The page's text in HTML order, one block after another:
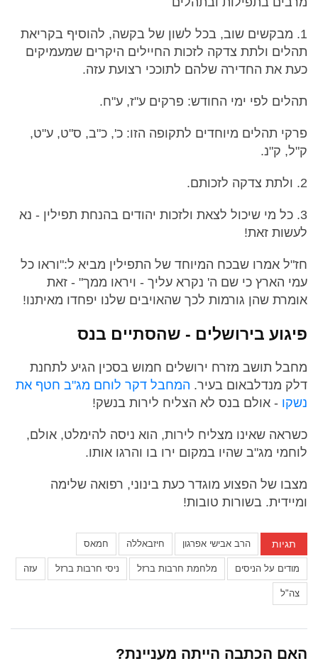
1. מבקשים שוב, בכל לשון של בקשה, להוסיף בקריאת
תהלים ולתת צדקה לזכות החיילים היקרים שמעמיקים
כעת את החדירה שלהם לתוככי רצועת עזה.
תהלים לפי ימי החודש: פרקים ע"ז, ע"ח.
פרקי תהלים מיוחדים לתקופה הזו: כ', כ"ב, ס"ט, ע"ט,
ק"ל, ק"נ.
2. ולתת צדקה לזכותם.
3. כל מי שיכול לצאת ולזכות יהודים בהנחת תפילין - נא
לעשות זאת!
חז"ל אמרו שבכח המיוחד של התפילין מביא ל:"וראו כל
עמי הארץ כי שם ה' נקרא עליך - ויראו ממך" - זאת
אומרת שהן גורמות לכך שהאויבים שלנו יפחדו מאיתנו!
פיגוע בירושלים - שהסתיים בנס
מחבל תושב מזרח ירושלים חמוש בסכין הגיע לתחנת
דלק מנדלבאום בעיר. המחבל דקר לוחם מג"ב חטף את
נשקו - אולם בנס לא הצליח לירות בנשק!
כשראה שאינו מצליח לירות, הוא ניסה להימלט, אולם,
לוחמי מג"ב שהיו במקום ירו בו והרגו אותו.
מצבו של הפצוע מוגדר כעת בינוני, רפואה שלימה
ומיידית. בשורות טובות!
תגיות הרב אבישי אפרגון חיזבאללה חמאס
מודים על הניסים מלחמת חרבות ברזל ניסי חרבות ברזל עזה
צה"ל
האם הכתבה הייתה מעניינת?